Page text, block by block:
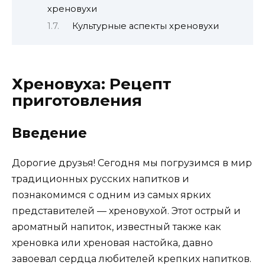
хреновухи
Культурные аспекты хреновухи
Хреновуха: Рецепт
приготовления
Введение
Дорогие друзья! Сегодня мы погрузимся в мир
традиционных русских напитков и
познакомимся с одним из самых ярких
представителей — хреновухой. Этот острый и
ароматный напиток, известный также как
хреновка или хреновая настойка, давно
завоевал сердца любителей крепких напитков.